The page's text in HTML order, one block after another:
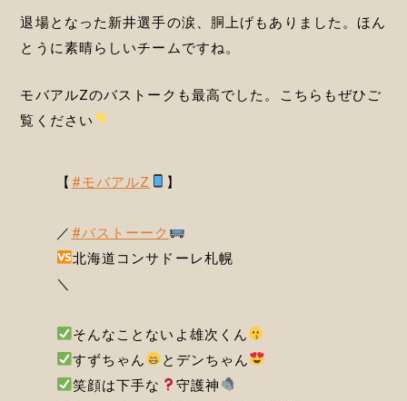
退場となった新井選手の涙、胴上げもありました。ほん
とうに素晴らしいチームですね。
モバアルZのバストークも最高でした。こちらもぜひご
覧ください
【 #モバアルZ 】
／ #バストーーク
北海道コンサドーレ札幌
＼
そんなことないよ雄次くん
すずちゃん
とデンちゃん
笑顔は下手な
守護神